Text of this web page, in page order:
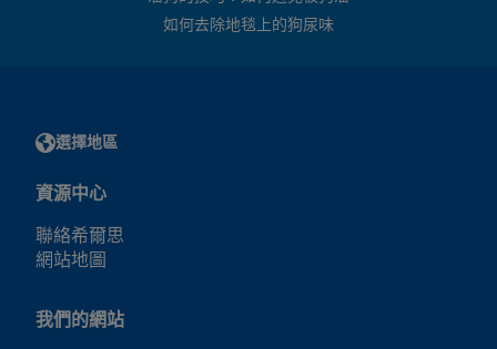
如何去除地毯上的狗尿味
選擇地區
資源中心
聯絡希爾思
網站地圖
我們的網站